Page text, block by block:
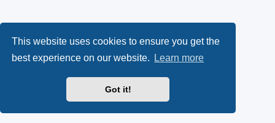
This website uses cookies to ensure you get the
best experience on our website.
Learn more
Got it!